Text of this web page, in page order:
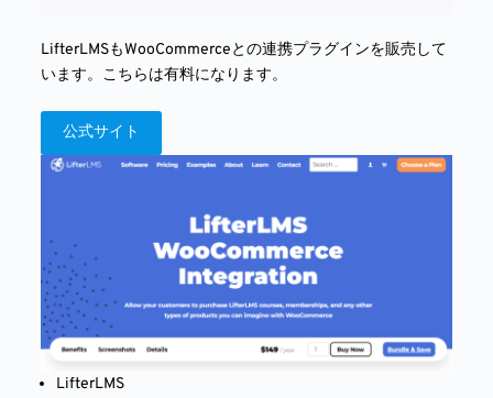
LifterLMSもWooCommerceとの連携プラグインを販売して
います。こちらは有料になります。
公式サイト
LifterLMS